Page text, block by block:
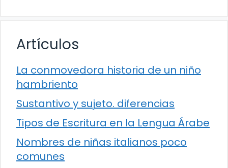
Artículos
La conmovedora historia de un niño
hambriento
Sustantivo y sujeto. diferencias
Tipos de Escritura en la Lengua Árabe
Nombres de niñas italianos poco
comunes